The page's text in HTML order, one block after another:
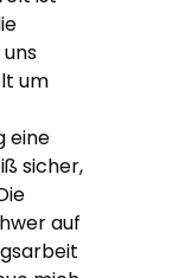
um
eine
sicher,
auf